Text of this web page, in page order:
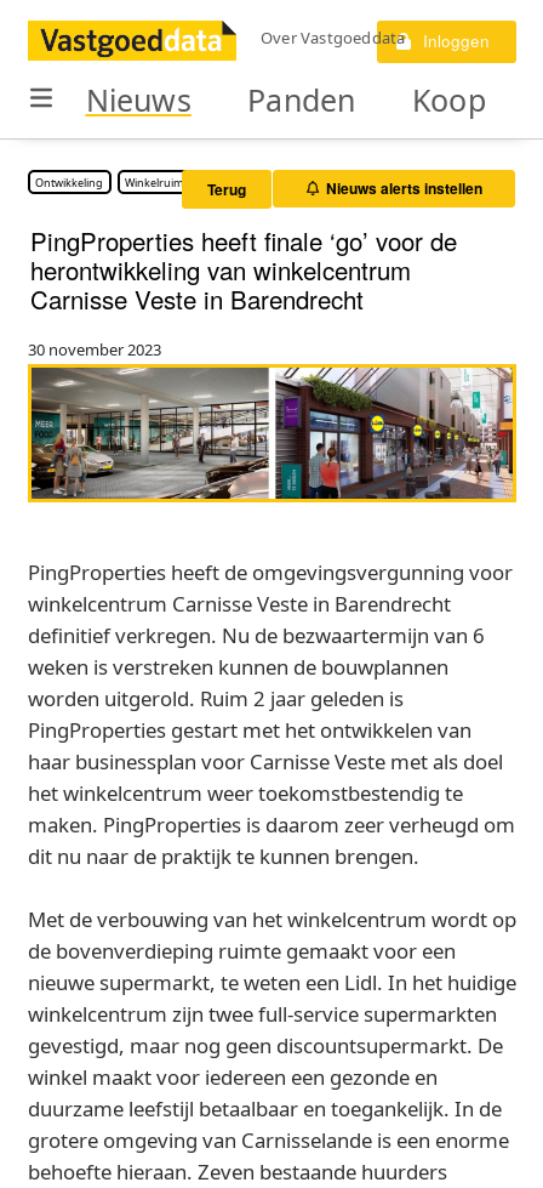
Over Vastgoeddata Inloggen
Nieuws Panden Koop
Ontwikkeling Winkelruimte Terug Nieuws alerts instellen
PingProperties heeft finale ‘go’ voor de
herontwikkeling van winkelcentrum
Carnisse Veste in Barendrecht
30 november 2023
PingProperties heeft de omgevingsvergunning voor
winkelcentrum Carnisse Veste in Barendrecht
definitief verkregen. Nu de bezwaartermijn van 6
weken is verstreken kunnen de bouwplannen
worden uitgerold. Ruim 2 jaar geleden is
PingProperties gestart met het ontwikkelen van
haar businessplan voor Carnisse Veste met als doel
het winkelcentrum weer toekomstbestendig te
maken. PingProperties is daarom zeer verheugd om
dit nu naar de praktijk te kunnen brengen.
Met de verbouwing van het winkelcentrum wordt op
de bovenverdieping ruimte gemaakt voor een
nieuwe supermarkt, te weten een Lidl. In het huidige
winkelcentrum zijn twee full-service supermarkten
gevestigd, maar nog geen discountsupermarkt. De
winkel maakt voor iedereen een gezonde en
duurzame leefstijl betaalbaar en toegankelijk. In de
grotere omgeving van Carnisselande is een enorme
behoefte hieraan. Zeven bestaande huurders